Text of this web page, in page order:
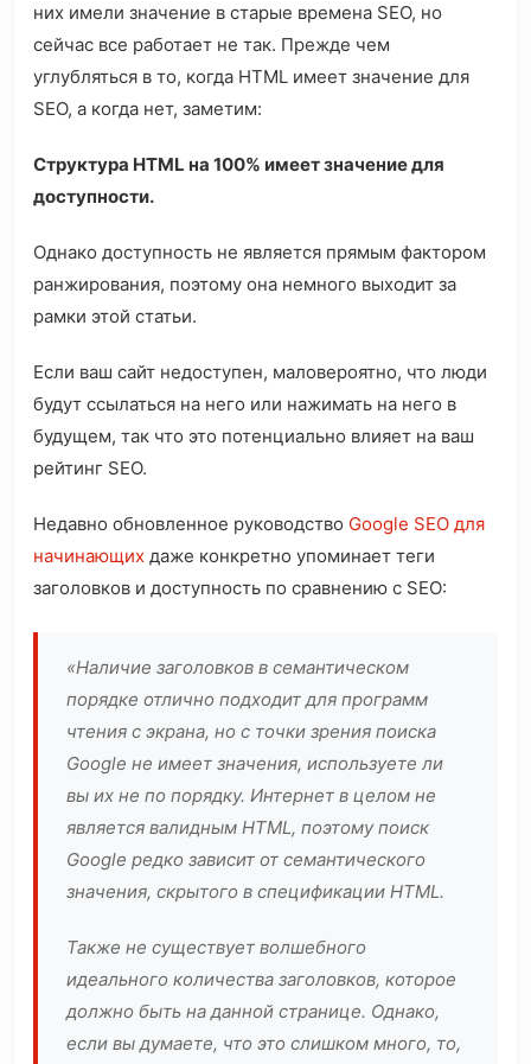
них имели значение в старые времена SEO, но
сейчас все работает не так. Прежде чем
углубляться в то, когда HTML имеет значение для
SEO, а когда нет, заметим:
Структура HTML на 100% имеет значение для
доступности.
Однако доступность не является прямым фактором
ранжирования, поэтому она немного выходит за
рамки этой статьи.
Если ваш сайт недоступен, маловероятно, что люди
будут ссылаться на него или нажимать на него в
будущем, так что это потенциально влияет на ваш
рейтинг SEO.
Недавно обновленное руководство Google SEO для
начинающих даже конкретно упоминает теги
заголовков и доступность по сравнению с SEO:
«Наличие заголовков в семантическом
порядке отлично подходит для программ
чтения с экрана, но с точки зрения поиска
Google не имеет значения, используете ли
вы их не по порядку. Интернет в целом не
является валидным HTML, поэтому поиск
Google редко зависит от семантического
значения, скрытого в спецификации HTML.
Также не существует волшебного
идеального количества заголовков, которое
должно быть на данной странице. Однако,
если вы думаете, что это слишком много, то,